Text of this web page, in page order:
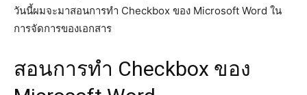
วันนี้ผมจะมาสอนการทำ Checkbox ของ Microsoft Word ใน
การจัดการของเอกสาร
สอนการทำ Checkbox ของ